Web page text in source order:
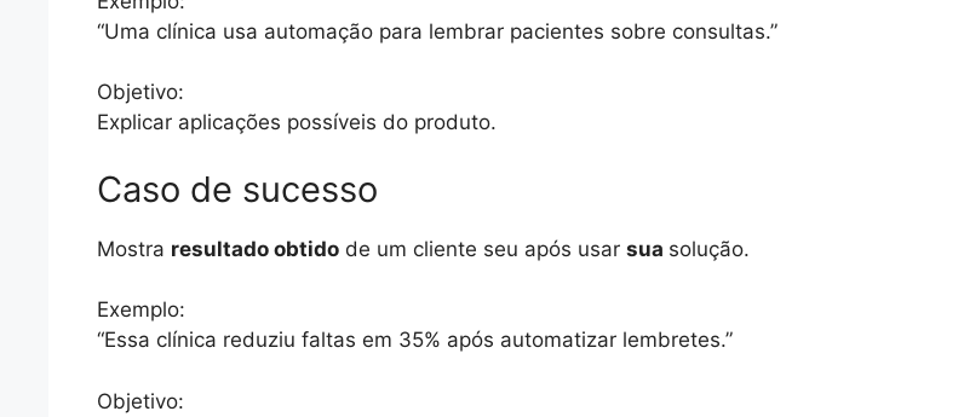
“Uma clínica usa automação para lembrar pacientes sobre consultas.”
Objetivo:
Explicar aplicações possíveis do produto.
Caso de sucesso
Mostra resultado obtidode um cliente seu após usar sua solução.
Exemplo:
“Essa clínica reduziu faltas em 35% após automatizar lembretes.”
Objetivo: